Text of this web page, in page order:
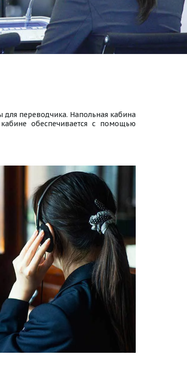
переводчика. Напольная кабина
обеспечивается с помощью